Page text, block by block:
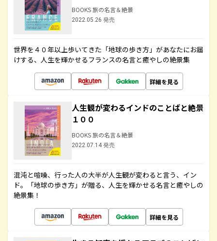
BOOKS 旅の名言＆絶景
2022.05.26 発売
世界を４０年以上歩いてきた「地球の歩き方」があなたにお届
けする、人生を輝かせるフランスの名言と癒やしの絶景集
詳細を見る
人生観が変わるインドのことばと絶景
１００
BOOKS 旅の名言＆絶景
2022.07.14 発売
混沌と喧噪、行った人の大半が人生観が変わると言う、イン
ド。「地球の歩き方」が贈る、人生を輝かせる名言と癒やしの
絶景集！
詳細を見る